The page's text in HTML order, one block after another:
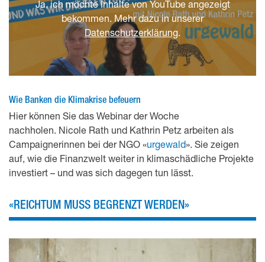
Ja, ich möchte Inhalte von YouTube angezeigt
bekommen. Mehr dazu in unserer
Datenschutzerklärung.
Wie Banken die Klimakrise befeuern
Hier können Sie das Webinar der Woche
nachholen. Nicole Rath und Kathrin Petz arbeiten als
Campaignerinnen bei der NGO «urgewald». Sie zeigen
auf, wie die Finanzwelt weiter in klimaschädliche Projekte
investiert – und was sich dagegen tun lässt.
«REICHTUM MUSS BEGRENZT WERDEN»